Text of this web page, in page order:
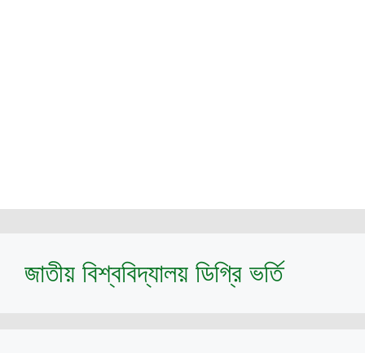
জাতীয় বিশ্ববিদ্যালয় ডিগ্রি ভর্তি